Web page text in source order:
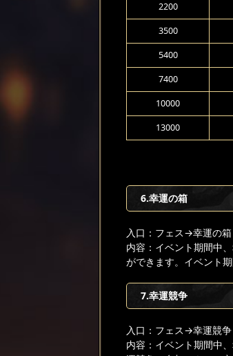
2200
3500
5400
7400
10000
13000
6.幸運の箱
入口：フェス→幸運の箱
内容：イベント期間中
ができます。イベント
7.幸運競争
入口：フェス→幸運競争
内容：イベント期間中